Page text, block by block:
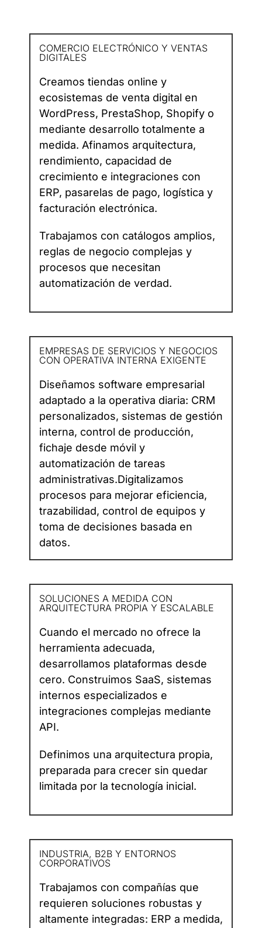
COMERCIO ELECTRÓNICO Y VENTAS
DIGITALES
Creamos tiendas online y
ecosistemas de venta digital en
WordPress, PrestaShop, Shopify o
mediante desarrollo totalmente a
medida. Afinamos arquitectura,
rendimiento, capacidad de
crecimiento e integraciones con
ERP, pasarelas de pago, logística y
facturación electrónica.
Trabajamos con catálogos amplios,
reglas de negocio complejas y
procesos que necesitan
automatización de verdad.
EMPRESAS DE SERVICIOS Y NEGOCIOS
CON OPERATIVA INTERNA EXIGENTE​
Diseñamos software empresarial
adaptado a la operativa diaria: CRM
personalizados, sistemas de gestión
interna, control de producción,
fichaje desde móvil y
automatización de tareas
administrativas.Digitalizamos
procesos para mejorar eficiencia,
trazabilidad, control de equipos y
toma de decisiones basada en
datos.
SOLUCIONES A MEDIDA CON
ARQUITECTURA PROPIA Y ESCALABLE
Cuando el mercado no ofrece la
herramienta adecuada,
desarrollamos plataformas desde
cero. Construimos SaaS, sistemas
internos especializados e
integraciones complejas mediante
API.
Definimos una arquitectura propia,
preparada para crecer sin quedar
limitada por la tecnología inicial.
INDUSTRIA, B2B Y ENTORNOS
CORPORATIVOS
Trabajamos con compañías que
requieren soluciones robustas y
altamente integradas: ERP a medida,